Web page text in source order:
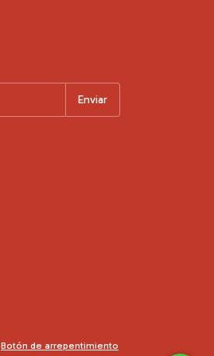
Botón de arrepentimiento